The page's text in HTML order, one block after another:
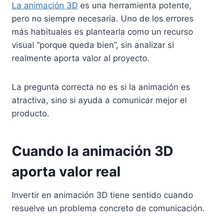
La animación 3D es una herramienta potente,
pero no siempre necesaria. Uno de los errores
más habituales es plantearla como un recurso
visual “porque queda bien”, sin analizar si
realmente aporta valor al proyecto.
La pregunta correcta no es si la animación es
atractiva, sino si ayuda a comunicar mejor el
producto.
Cuando la animación 3D
aporta valor real
Invertir en animación 3D tiene sentido cuando
resuelve un problema concreto de comunicación.